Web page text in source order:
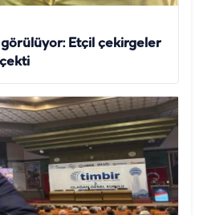
Etçil çekirgeler